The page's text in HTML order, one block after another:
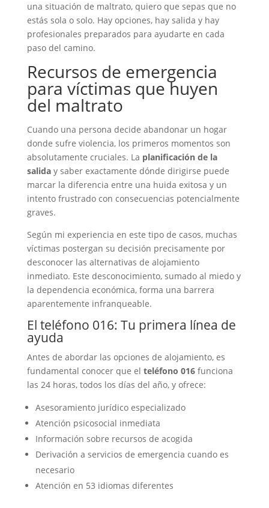
una situación de maltrato, quiero que sepas que no
estás sola o solo. Hay opciones, hay salida y hay
profesionales preparados para ayudarte en cada
paso del camino.
Recursos de emergencia
para víctimas que huyen
del maltrato
Cuando una persona decide abandonar un hogar
donde sufre violencia, los primeros momentos son
absolutamente cruciales. La planificación de la
saliday saber exactamente dónde dirigirse puede
marcar la diferencia entre una huida exitosa y un
intento frustrado con consecuencias potencialmente
graves.
Según mi experiencia en este tipo de casos, muchas
víctimas postergan su decisión precisamente por
desconocer las alternativas de alojamiento
inmediato. Este desconocimiento, sumado al miedo y
la dependencia económica, forma una barrera
aparentemente infranqueable.
El teléfono 016: Tu primera línea de
ayuda
Antes de abordar las opciones de alojamiento, es
fundamental conocer que el teléfono 016funciona
las 24 horas, todos los días del año, y ofrece:
Asesoramiento jurídico especializado
Atención psicosocial inmediata
Información sobre recursos de acogida
Derivación a servicios de emergencia cuando es
necesario
Atención en 53 idiomas diferentes